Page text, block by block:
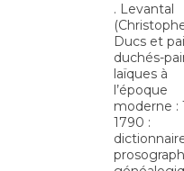
. Levantal
Ducs et
duchés-
laïques à
l’époque
moderne :
1790 :